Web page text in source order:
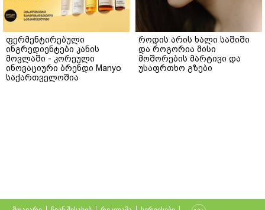
ფერმენტირებული
ინგრედიენტები კანის
მოვლაში - კორეული
ინოვაციური ბრენდი Manyo
საქართველოშია
როდის არის ხალი საშიში
და როგორია მისი
მოშორების მარტივი და
უსაფრთხო გზები